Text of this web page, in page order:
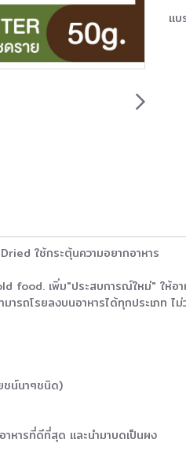
แบ
ใช้กระตุ้นความอยากอาหาร
เพิ่ม"ประสบการณ์ใหม่" ให้อา
ารถโรยลงบนอาหารได้ทุกประเภท
ชน์นาๆชนิด)
หารที่ดีที่สุด และนำมาบดเป็นผง